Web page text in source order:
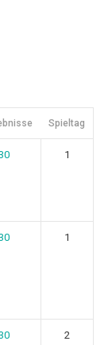
Spieltag
1
1
2